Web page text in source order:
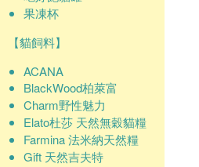
果凍杯
【貓飼料】
ACANA
BlackWood柏萊富
Charm野性魅力
Elato杜莎 天然無穀貓糧
Farmina 法米納天然糧
Gift 天然吉夫特